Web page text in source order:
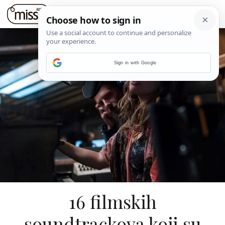
16 filmskih
Sign in with Google